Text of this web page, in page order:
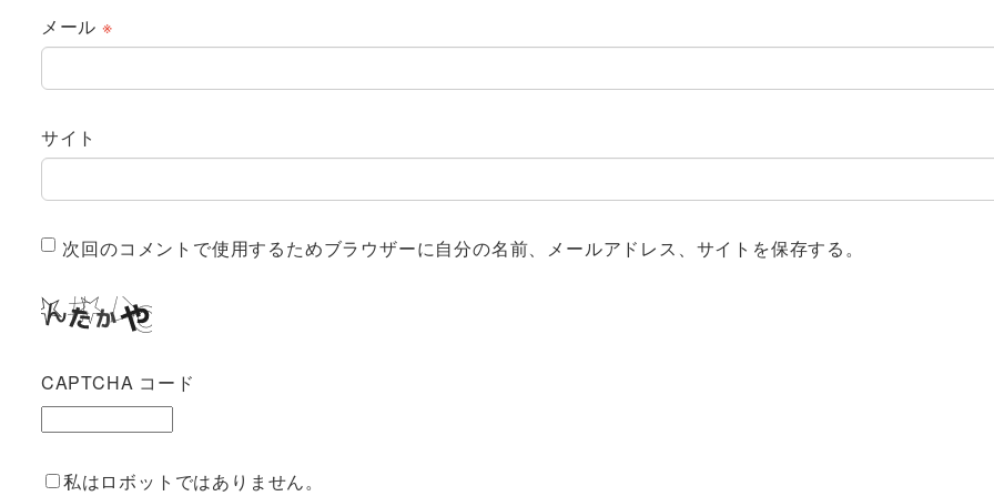
メール ※
サイト
次回のコメントで使用するためブラウザーに自分の名前、メールアドレス、サイトを保存する。
CAPTCHA コード
私はロボットではありません。